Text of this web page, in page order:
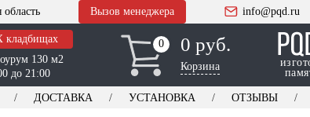
Вызов менеджера info@pqd.ru
кладбищах
130 м2
до 21:00
0
0 0 руб.
Корзина
ДОСТАВКА УСТАНОВКА ОТЗЫВЫ